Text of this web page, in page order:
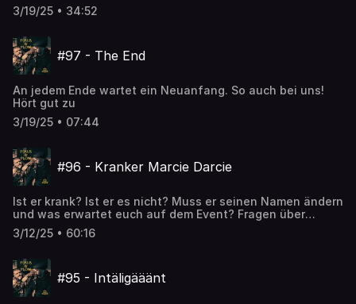
und euch gern daran teilhaben lassen. Viel Spaß mit Fokus
& Flow - starke Gedanken
3/19/25 • 34:52
#97 - The End
An jedem Ende wartet ein Neuanfang. So auch bei uns!
Hört gut zu
3/19/25 • 07:44
#96 - Kranker Marcie Darcie
Ist er krank? Ist er es nicht? Muss er seinen Namen ändern
und was erwartet euch auf dem Event? Fragen über
Fragen und wir liefern auch keine sinnigen Antworten,
also alles wie immer...
3/12/25 • 60:16
#95 - Intäligääänt